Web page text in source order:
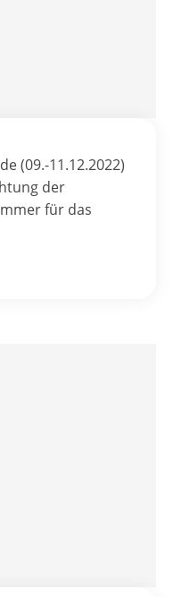
(09.-11.12.2022)
der
für das